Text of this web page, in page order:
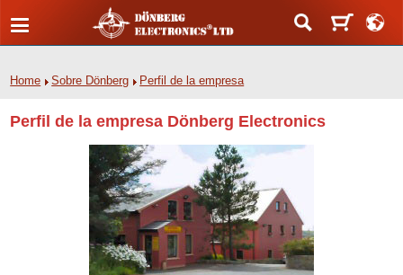
Home Sobre Dönberg Perfil de la empresa
Perfil de la empresa Dönberg Electronics